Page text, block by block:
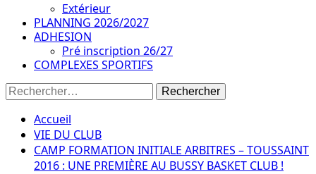
Extérieur
PLANNING 2026/2027
ADHESION
Pré inscription 26/27
COMPLEXES SPORTIFS
Rechercher :
Accueil
VIE DU CLUB
CAMP FORMATION INITIALE ARBITRES – TOUSSAINT
2016 : UNE PREMIÈRE AU BUSSY BASKET CLUB !